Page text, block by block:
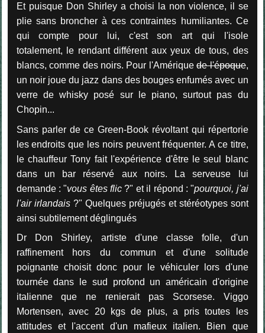
Et puisque Don Shirley a choisi la non violence, il se
plie sans broncher à ces contraintes humiliantes. Ce
qui compte pour lui, c'est son art qui l'isole
totalement, le rendant différent aux yeux de tous, des
blancs, comme des noirs. Pour l'Amériquede l'époque,
un noir joue du jazz dans des bouges enfumés avec un
verre de whisky posé sur le piano, surtout pas du
Chopin...
Sans parler de ce Green-Book révoltant qui répertorie
les endroits que les noirs peuvent fréquenter. A ce titre,
le chauffeur Tony fait l'expérience d'être le seul blanc
dans un bar réservé aux noirs. La serveuse lui
demande : "vous êtes flic ?" et il répond : "pourquoi, j'ai
l'air irlandais?" Quelques préjugés et stéréotypes sont
ainsi subtilement déglingués
Dr Don Shirley, artiste d'une classe folle, d'un
raffinement hors du commun et d'une solitude
poignante choisit donc pour le véhiculer lors d'une
tournée dans le sud profond un américain d'origine
italienne que ne renierait pas Scorsese. Viggo
Mortensen, avec 20 kgs de plus, a pris toutes les
attitudes et l'accent d'un mafieux italien. Bien que